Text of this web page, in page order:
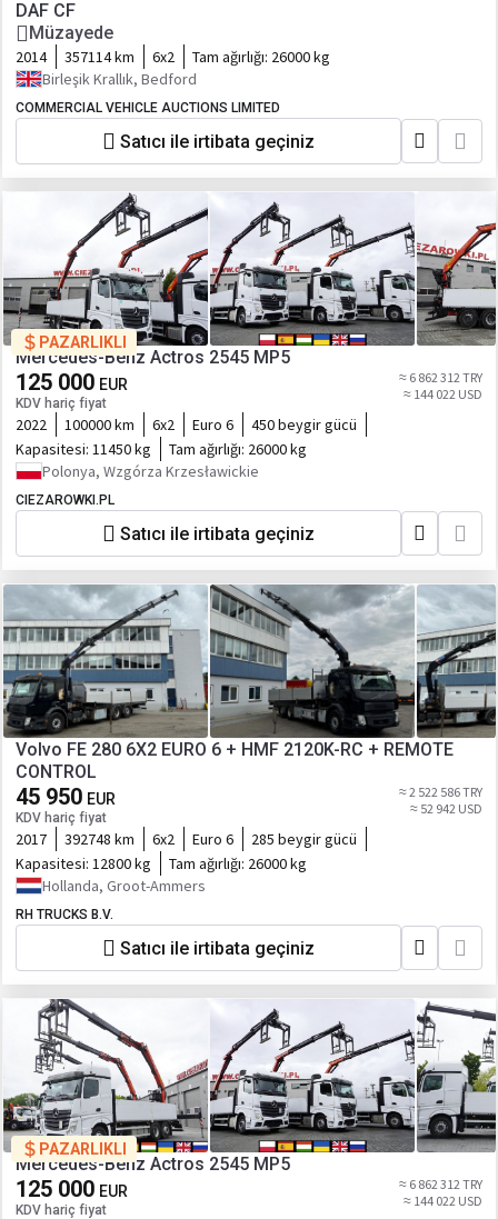
DAF CF
Müzayede
2014 357114 km 6x2 Tam ağırlığı: 26000 kg
Birleşik Krallık, Bedford
COMMERCIAL VEHICLE AUCTIONS LIMITED
Satıcı ile irtibata geçiniz
PAZARLIKLI
Mercedes-Benz Actros 2545 MP5
125 000 EUR
KDV hariç fiyat
≈ 6 862 312 TRY
≈ 144 022 USD
2022 100000 km 6x2 Euro 6
450 beygir gücü
Kapasitesi: 11450 kg Tam ağırlığı: 26000 kg
Polonya, Wzgórza Krzesławickie
CIEZAROWKI.PL
Satıcı ile irtibata geçiniz
Volvo FE 280 6X2 EURO 6 + HMF 2120K-RC + REMOTE
CONTROL
45 950 EUR
KDV hariç fiyat
≈ 2 522 586 TRY
≈ 52 942 USD
2017 392748 km 6x2 Euro 6
285 beygir gücü
Kapasitesi: 12800 kg Tam ağırlığı: 26000 kg
Hollanda, Groot-Ammers
RH TRUCKS B.V.
Satıcı ile irtibata geçiniz
PAZARLIKLI
Mercedes-Benz Actros 2545 MP5
125 000 EUR
KDV hariç fiyat
≈ 6 862 312 TRY
≈ 144 022 USD